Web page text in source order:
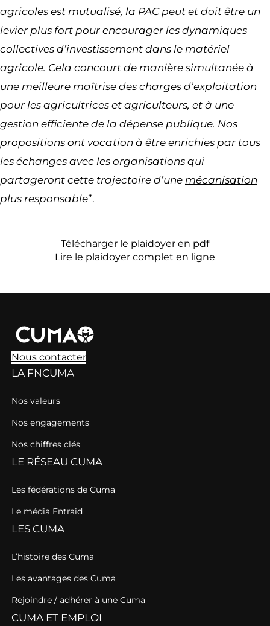
agricoles est mutualisé, la PAC peut et doit être un
levier plus fort pour encourager les dynamiques
collectives d’investissement dans le matériel
agricole. Cela concourt de manière simultanée à
une meilleure maîtrise des charges d’exploitation
pour les agricultrices et agriculteurs, et à une
gestion efficiente de la dépense publique. Nos
propositions ont vocation à être enrichies par tous
les échanges avec les organisations qui
partageront cette trajectoire d’une mécanisation
plus responsable”.
Télécharger le plaidoyer en pdf
Lire le plaidoyer complet en ligne
Nous contacter
LA FNCUMA
Nos valeurs
Nos engagements
Nos chiffres clés
LE RÉSEAU CUMA
Les fédérations de Cuma
Le média Entraid
LES CUMA
L’histoire des Cuma
Les avantages des Cuma
Rejoindre / adhérer à une Cuma
CUMA ET EMPLOI